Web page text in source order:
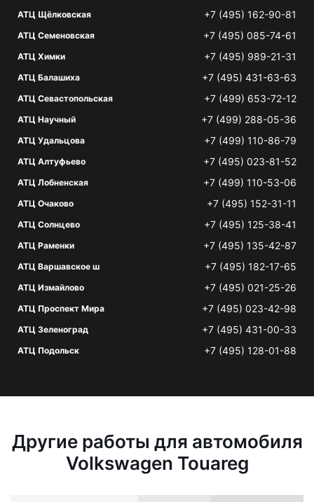
АТЦ Щёлковская +7 (495) 162-90-81
АТЦ Семеновская +7 (495) 085-74-61
АТЦ Химки +7 (495) 989-21-31
АТЦ Балашиха +7 (495) 431-63-63
АТЦ Севастопольская +7 (499) 653-72-12
АТЦ Научный +7 (499) 288-05-36
АТЦ Удальцова +7 (499) 110-86-79
АТЦ Алтуфьево +7 (495) 023-81-52
АТЦ Лобненская +7 (499) 110-53-06
АТЦ Очаково +7 (495) 152-31-11
АТЦ Солнцево +7 (495) 125-38-41
АТЦ Раменки +7 (495) 135-42-87
АТЦ Варшавское ш +7 (495) 182-17-65
АТЦ Измайлово +7 (495) 021-25-26
АТЦ Проспект Мира +7 (495) 023-42-98
АТЦ Зеленоград +7 (495) 431-00-33
АТЦ Подольск +7 (495) 128-01-88
Другие работы для автомобиля
Volkswagen Touareg